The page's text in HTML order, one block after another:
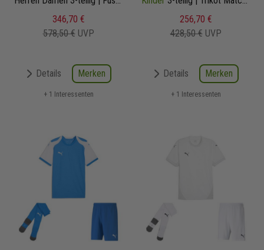
346,70 €
578,50 € UVP
Details Merken
+ 1 Interessenten
256,70 €
428,50 € UVP
Details Merken
+ 1 Interessenten